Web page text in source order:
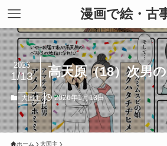
漫画で絵・古
高天原（18）次男
2026
1/13
大国主 2026年1月13日
ホーム 大国主